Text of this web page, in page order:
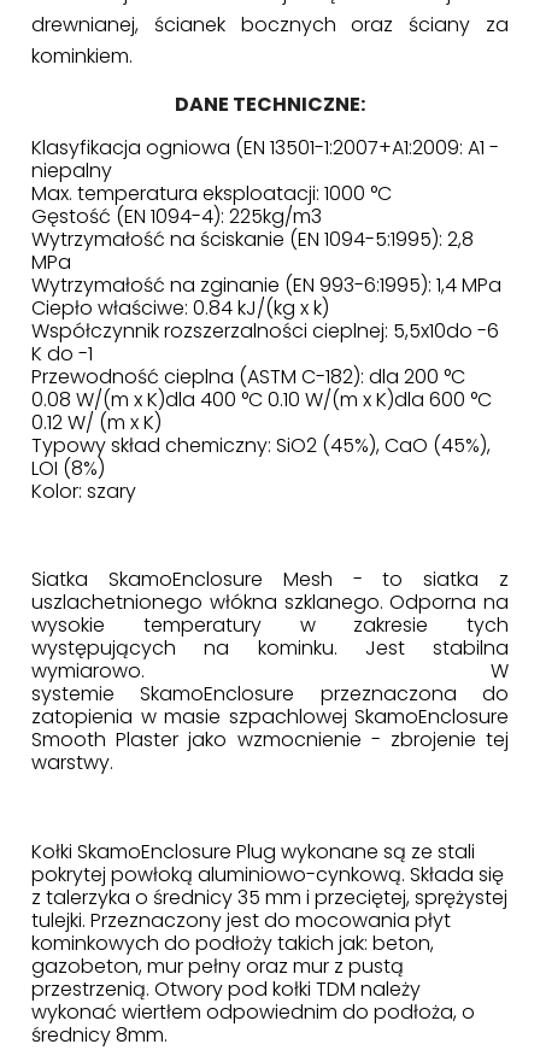
drewnianej, ścianek bocznych oraz ściany za
kominkiem.
DANE TECHNICZNE:
Klasyfikacja ogniowa (EN 13501-1:2007+A1:2009: A1 -
niepalny
Max. temperatura eksploatacji: 1000 °C
Gęstość (EN 1094-4): 225kg/m3
Wytrzymałość na ściskanie (EN 1094-5:1995): 2,8
MPa
Wytrzymałość na zginanie (EN 993-6:1995): 1,4 MPa
Ciepło właściwe: 0.84 kJ/(kg x k)
Współczynnik rozszerzalności cieplnej: 5,5x10do -6
K do -1
Przewodność cieplna (ASTM C-182): dla 200 °C
0.08 W/(m x K)dla 400 °C 0.10 W/(m x K)dla 600 °C
0.12 W/ (m x K)
Typowy skład chemiczny: SiO2 (45%), CaO (45%),
LOI (8%)
Kolor: szary
Siatka SkamoEnclosure Mesh - to siatka z
uszlachetnionego włókna szklanego. Odporna na
wysokie temperatury w zakresie tych
występujących na kominku. Jest stabilna
wymiarowo. W
systemie SkamoEnclosure przeznaczona do
zatopienia w masie szpachlowej SkamoEnclosure
Smooth Plaster jako wzmocnienie - zbrojenie tej
warstwy.
Kołki SkamoEnclosure Plug wykonane są ze stali
pokrytej powłoką aluminiowo-cynkową. Składa się
z talerzyka o średnicy 35 mm i przeciętej, sprężystej
tulejki. Przeznaczony jest do mocowania płyt
kominkowych do podłoży takich jak: beton,
gazobeton, mur pełny oraz mur z pustą
przestrzenią. Otwory pod kołki TDM należy
wykonać wiertłem odpowiednim do podłoża, o
średnicy 8mm.